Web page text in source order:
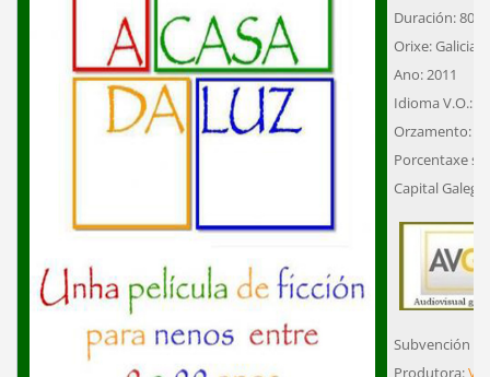
Duración: 80´
Orixe: Galicia
Ano: 2011
Idioma V.O.:
Orzamento:
Porcentaxe
Capital
Subvención